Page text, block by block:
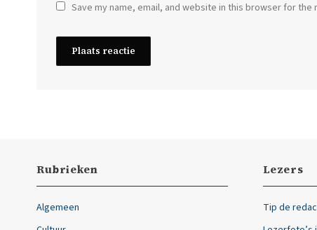
Save my name, email, and website in this browser for the
Rubrieken
Algemeen
Lezers
Tip de